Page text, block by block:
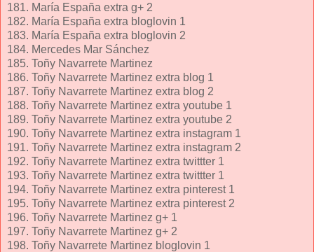
181. María España extra g+ 2
182. María España extra bloglovin 1
183. María España extra bloglovin 2
184. Mercedes Mar Sánchez
185. Toñy Navarrete Martinez
186. Toñy Navarrete Martinez extra blog 1
187. Toñy Navarrete Martinez extra blog 2
188. Toñy Navarrete Martinez extra youtube 1
189. Toñy Navarrete Martinez extra youtube 2
190. Toñy Navarrete Martinez extra instagram 1
191. Toñy Navarrete Martinez extra instagram 2
192. Toñy Navarrete Martinez extra twittter 1
193. Toñy Navarrete Martinez extra twittter 1
194. Toñy Navarrete Martinez extra pinterest 1
195. Toñy Navarrete Martinez extra pinterest 2
196. Toñy Navarrete Martinez g+ 1
197. Toñy Navarrete Martinez g+ 2
198. Toñy Navarrete Martinez bloglovin 1